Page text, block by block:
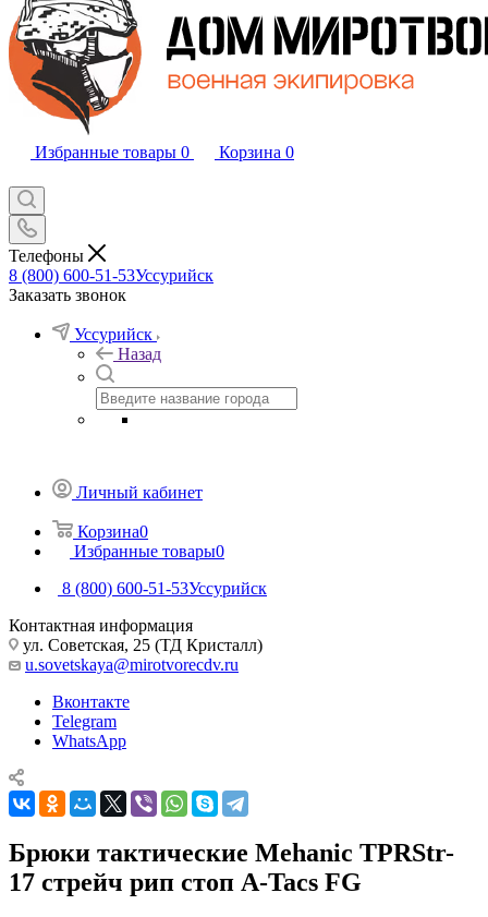
Избранные товары 0 Корзина 0
Телефоны
8 (800) 600-51-53Уссурийск
Заказать звонок
Уссурийск
Назад
Личный кабинет
Корзина0
Избранные товары0
8 (800) 600-51-53Уссурийск
Контактная информация
ул. Советская, 25 (ТД Кристалл)
u.sovetskaya@mirotvorecdv.ru
Вконтакте
Telegram
WhatsApp
Брюки тактические Mehanic TPRStr-
17 стрейч рип стоп A-Tacs FG